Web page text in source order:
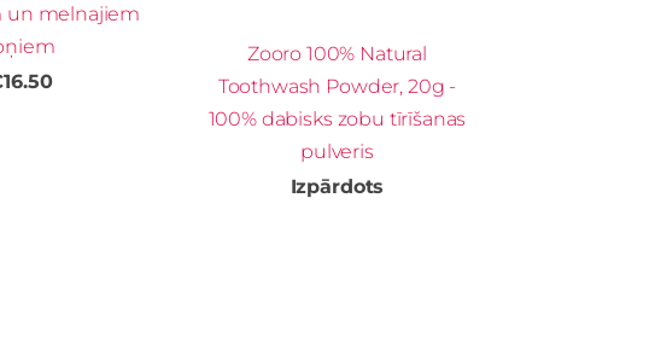
un melnajiem
Zooro 100% Natural
Toothwash Powder, 20g -
100% dabisks zobu tīrīšanas
pulveris
Izpārdots